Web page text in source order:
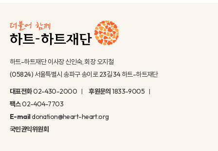
하트-하트재단 이사장 신인숙, 회장 오지철
(05824) 서울특별시 송파구 송이로 23길 34 하트-하트재단
대표전화02-430-2000 후원문의1833-9005
팩스02-404-7703
E-maildonation@heart-heart.org
국민권익위원회